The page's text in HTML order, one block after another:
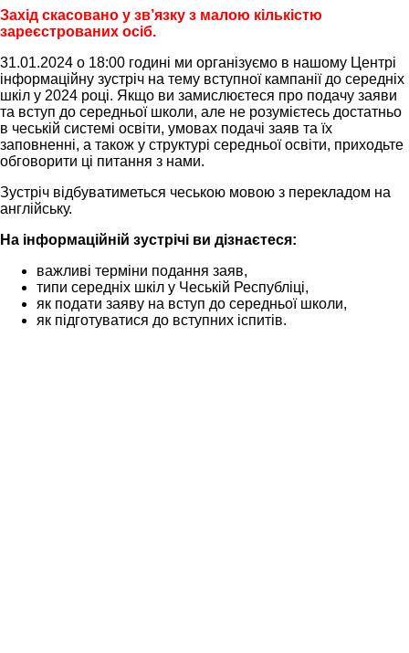
Захід скасовано у зв’язку з малою кількістю
зареєстрованих осіб.
31.01.2024 о 18:00 годині ми організуємо в нашому Центрі
інформаційну зустріч на тему вступної кампанії до середніх
шкіл у 2024 році. Якщо ви замислюєтеся про подачу заяви
та вступ до середньої школи, але не розумієтесь достатньо
в чеській системі освіти, умовах подачі заяв та їх
заповненні, а також у структурі середньої освіти, приходьте
обговорити ці питання з нами.
Зустріч відбуватиметься чеською мовою з перекладом на
англійську.
На інформаційній зустрічі ви дізнаєтеся:
важливі терміни подання заяв,
типи середніх шкіл у Чеській Республіці,
як подати заяву на вступ до середньої школи,
як підготуватися до вступних іспитів.